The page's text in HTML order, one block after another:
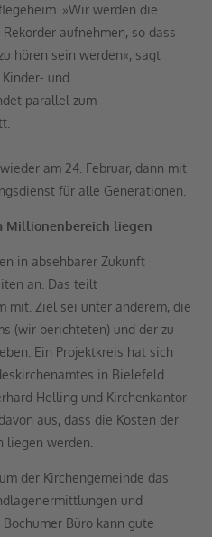
»Wir werden die
aufnehmen, so dass
hören sein werden«, sagt
und
parallel zum
am 24. Februar, dann mit
für alle Generationen.
Millionenbereich liegen
in absehbarer Zukunft
an. Das teilt
mit. Ziel sei unter anderem, die
(wir berichteten) und der zu
Ein Projektkreis hat sich
in Bielefeld
Helling und Kirchenkantor
aus, dass die Kosten der
liegen werden.
der Kirchengemeinde das
und
Büro kann gute